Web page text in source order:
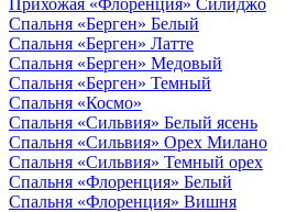
Прихожая «Флоренция» Силиджо
Спальня «Берген» Белый
Спальня «Берген» Латте
Спальня «Берген» Медовый
Спальня «Берген» Темный
Спальня «Космо»
Спальня «Сильвия» Белый ясень
Спальня «Сильвия» Орех Милано
Спальня «Сильвия» Темный орех
Спальня «Флоренция» Белый
Спальня «Флоренция» Вишня